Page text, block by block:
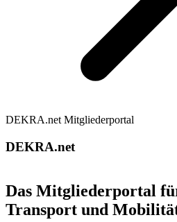
DEKRA.net Mitgliederportal
DEKRA.net
Das Mitgliederportal
Transport und